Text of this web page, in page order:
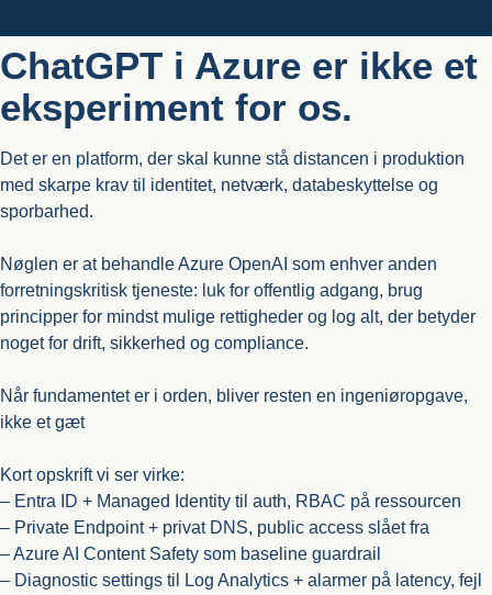
ChatGPT i Azure er ikke et
eksperiment for os.
Det er en platform, der skal kunne stå distancen i produktion
med skarpe krav til identitet, netværk, databeskyttelse og
sporbarhed.
Nøglen er at behandle Azure OpenAI som enhver anden
forretningskritisk tjeneste: luk for offentlig adgang, brug
principper for mindst mulige rettigheder og log alt, der betyder
noget for drift, sikkerhed og compliance.
Når fundamentet er i orden, bliver resten en ingeniøropgave,
ikke et gæt
Kort opskrift vi ser virke:
– Entra ID + Managed Identity til auth, RBAC på ressourcen
– Private Endpoint + privat DNS, public access slået fra
– Azure AI Content Safety som baseline guardrail
– Diagnostic settings til Log Analytics + alarmer på latency, fejl